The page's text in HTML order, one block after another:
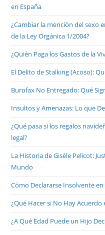
en España
¿Cambiar la mención del sexo
de la Ley Orgánica 1/2004?
¿Quién Paga los Gastos de la
El Delito de Stalking (Acoso):
Burofax No Entregado: Qué
Insultos y Amenazas: Lo que
¿Qué pasa si los regalos
legal?
La Historia de Gisèle Pelicot:
Mundo
Cómo Declararse Insolvente
¿Qué Hacer si No Hay
¿A Qué Edad Puede un Hijo